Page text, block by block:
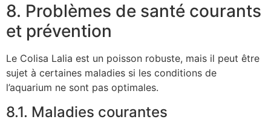
8. Problèmes de santé courants
et prévention
Le Colisa Lalia est un poisson robuste, mais il peut être
sujet à certaines maladies si les conditions de
l’aquarium ne sont pas optimales.
8.1. Maladies courantes